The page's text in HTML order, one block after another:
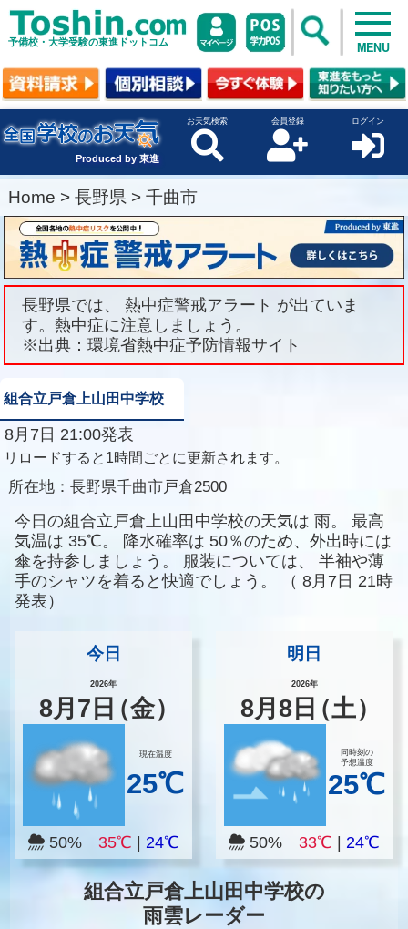
予備校・大学受験の東進ドットコム MENU
Produced by 東進
お天気検索 会員登録 ログイン
Home > 長野県 > 千曲市
長野県では、 熱中症警戒アラート が出ていま
す。熱中症に注意しましょう。
※出典：環境省熱中症予防情報サイト
組合立戸倉上山田中学校
8月7日 21:00発表
リロードすると1時間ごとに更新されます。
所在地： 長野県千曲市戸倉2500
今日の組合立戸倉上山田中学校の天気は 雨。
最高
気温は 35℃。 降水確率は 50％のため、外出時には
傘を持参しましょう。
服装については、
半袖や薄
手のシャツを着ると快適でしょう。
（ 8月7日 21時
発表）
今日
2026年
8月 7 日（金）
現在温度
25℃
50% 35℃ 24℃
明日
2026年
8月8 日（土）
同時刻の
予想温度
25℃
50% 33℃ |24℃
組合立戸倉上山田中学校の
雨雲レーダー